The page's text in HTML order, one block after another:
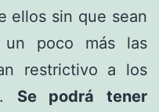
ellos sin que sean
un poco más las
restrictivo a los
Se podrá tener